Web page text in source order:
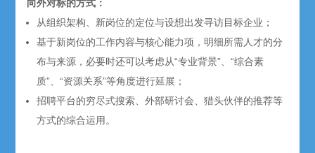
向外对标的方式：
从组织架构、新岗位的定位与设想出发寻访目标企业；
基于新岗位的工作内容与核心能力项，明细所需人才的分
布与来源，必要时还可以考虑从“专业背景”、“综合素
质”、“资源关系”等角度进行延展；
招聘平台的穷尽式搜索、外部研讨会、猎头伙伴的推荐等
方式的综合运用。